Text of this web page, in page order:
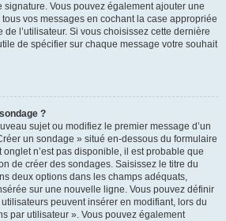
signature. Vous pouvez également ajouter une
vos messages en cochant la case appropriée
l’utilisateur. Si vous choisissez cette dernière
de spécifier sur chaque message votre souhait
?
sujet ou modifiez le premier message d’un
un sondage » situé en-dessous du formulaire
n’est pas disponible, il est probable que
de créer des sondages. Saisissez le titre du
deux options dans les champs adéquats,
sur une nouvelle ligne. Vous pouvez définir
peuvent insérer en modifiant, lors du
par utilisateur ». Vous pouvez également